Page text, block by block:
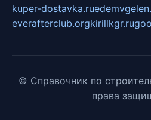
kuper-dostavka.ru
everafterclub.orgkirillkgr.ru
© Справочник по
права